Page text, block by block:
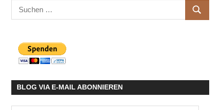
Suchen
nach:
SUCHEN
BLOG VIA E-MAIL ABONNIEREN